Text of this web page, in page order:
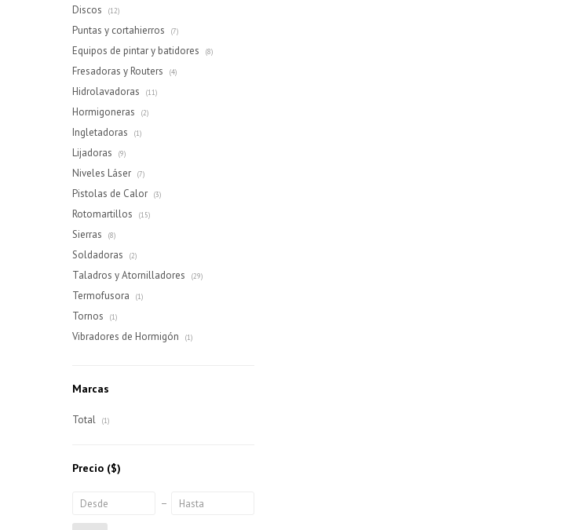
Discos (12)
Puntas y cortahierros (7)
Equipos de pintar y batidores (8)
Fresadoras y Routers (4)
Hidrolavadoras (11)
Hormigoneras (2)
Ingletadoras (1)
Lijadoras (9)
Niveles Láser (7)
Pistolas de Calor (3)
Rotomartillos (15)
Sierras (8)
Soldadoras (2)
Taladros y Atornilladores (29)
Termofusora (1)
Tornos (1)
Vibradores de Hormigón (1)
Marcas
Total (1)
Precio ($)